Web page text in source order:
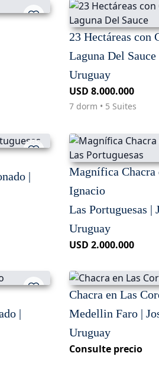
23 Hectáreas con
Laguna Del
Uruguay
USD 8.000.000
7 dorm • 5 Suites
|
Magnífica Chacra
Ignacio
Las Portuguesas |
Uruguay
USD 2.000.000
|
Chacra en Las
Medellin Faro |
Uruguay
Consulte precio